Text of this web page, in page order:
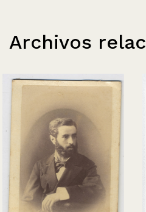
Archivos